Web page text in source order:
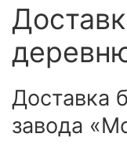
Доставка
завода